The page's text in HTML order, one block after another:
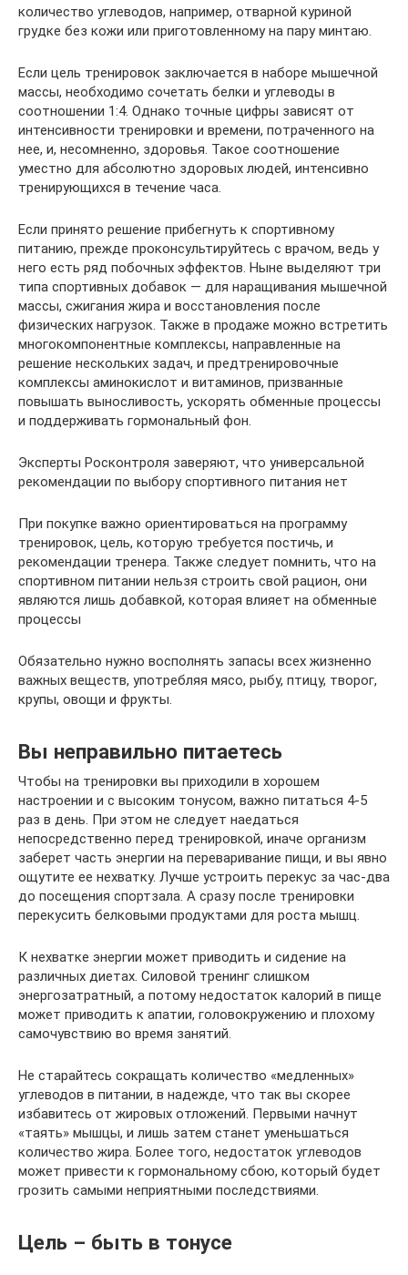
количество углеводов, например, отварной куриной
грудке без кожи или приготовленному на пару минтаю.
Если цель тренировок заключается в наборе мышечной
массы, необходимо сочетать белки и углеводы в
соотношении 1:4. Однако точные цифры зависят от
интенсивности тренировки и времени, потраченного на
нее, и, несомненно, здоровья. Такое соотношение
уместно для абсолютно здоровых людей, интенсивно
тренирующихся в течение часа.
Если принято решение прибегнуть к спортивному
питанию, прежде проконсультируйтесь с врачом, ведь у
него есть ряд побочных эффектов. Ныне выделяют три
типа спортивных добавок — для наращивания мышечной
массы, сжигания жира и восстановления после
физических нагрузок. Также в продаже можно встретить
многокомпонентные комплексы, направленные на
решение нескольких задач, и предтренировочные
комплексы аминокислот и витаминов, призванные
повышать выносливость, ускорять обменные процессы
и поддерживать гормональный фон.
Эксперты Росконтроля заверяют, что универсальной
рекомендации по выбору спортивного питания нет
При покупке важно ориентироваться на программу
тренировок, цель, которую требуется постичь, и
рекомендации тренера. Также следует помнить, что на
спортивном питании нельзя строить свой рацион, они
являются лишь добавкой, которая влияет на обменные
процессы
Обязательно нужно восполнять запасы всех жизненно
важных веществ, употребляя мясо, рыбу, птицу, творог,
крупы, овощи и фрукты.
Вы неправильно питаетесь
Чтобы на тренировки вы приходили в хорошем
настроении и с высоким тонусом, важно питаться 4-5
раз в день. При этом не следует наедаться
непосредственно перед тренировкой, иначе организм
заберет часть энергии на переваривание пищи, и вы явно
ощутите ее нехватку. Лучше устроить перекус за час-два
до посещения спортзала. А сразу после тренировки
перекусить белковыми продуктами для роста мышц.
К нехватке энергии может приводить и сидение на
различных диетах. Силовой тренинг слишком
энергозатратный, а потому недостаток калорий в пище
может приводить к апатии, головокружению и плохому
самочувствию во время занятий.
Не старайтесь сокращать количество «медленных»
углеводов в питании, в надежде, что так вы скорее
избавитесь от жировых отложений. Первыми начнут
«таять» мышцы, и лишь затем станет уменьшаться
количество жира. Более того, недостаток углеводов
может привести к гормональному сбою, который будет
грозить самыми неприятными последствиями.
Цель – быть в тонусе